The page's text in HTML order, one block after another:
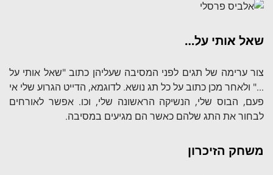
שאל אותי על…
צור ערימה של תגים לפני המסיבה שעליהן כתוב "שאל אותי על
…" ולאחר מכן כתוב על כל תג נושא. לדוגמא, הדייט הגרוע שלי אי
פעם, הבוס שלי, הנשיקה הראשונה שלי, וכו. אפשר לאורחים
לבחור את התג שלהם כאשר הם מגיעים במסיבה.
משחק הזיכרון